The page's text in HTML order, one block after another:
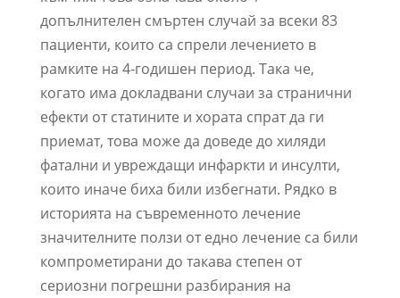
допълнителен смъртен случай за всеки 83
пациенти, които са спрели лечението в
рамките на 4-годишен период. Така че,
когато има докладвани случаи за странични
ефекти от статините и хората спрат да ги
приемат, това може да доведе до хиляди
фатални и увреждащи инфаркти и инсулти,
които иначе биха били избегнати. Рядко в
историята на съвременното лечение
значителните ползи от едно лечение са били
компрометирани до такава степен от
сериозни погрешни разбирания на